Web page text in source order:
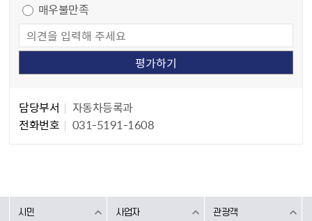
매우불만족
담당부서
자동차등록과
전화번호
031-5191-1608
시민 사업자 관광객